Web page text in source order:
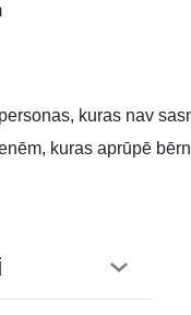
kuras nav
kuras aprūpē